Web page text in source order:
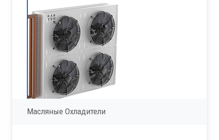
Масляные Охладители